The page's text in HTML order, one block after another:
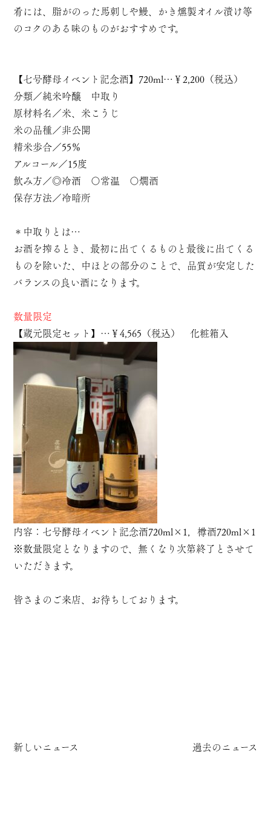
肴には、脂がのった馬刺しや鰻、かき燻製オイル漬け等
のコクのある味のものがおすすめです。
【七号酵母イベント記念酒】720ml…￥2,200（税込）
分類／純米吟醸 中取り
原材料名／米、米こうじ
米の品種／非公開
精米歩合／55％
アルコール／15度
飲み方／◎冷酒 〇常温 〇燗酒
保存方法／冷暗所
＊中取りとは…
お酒を搾るとき、最初に出てくるものと最後に出てくる
ものを除いた、中ほどの部分のことで、品質が安定した
バランスの良い酒になります。
数量限定
【蔵元限定セット】…￥4,565（税込） 化粧箱入
内容：七号酵母イベント記念酒720ml×1，樽酒720ml×1
※数量限定となりますので、無くなり次第終了とさせて
いただきます。
皆さまのご来店、お待ちしております。
新しいニュース 過去のニュース